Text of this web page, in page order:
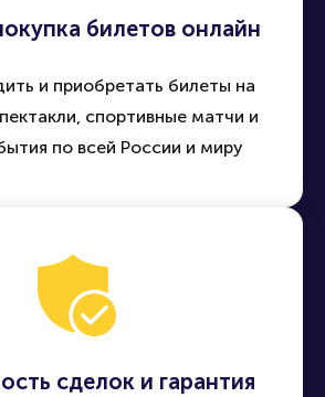
билетов онлайн
и приобретать билеты на
спортивные матчи и
по всей России и миру
сделок и гарантия